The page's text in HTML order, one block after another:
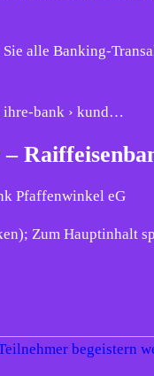
alle Banking-
ihre-bank › kund…
Pfaffenwinkel eG
Zum Hauptinhalt